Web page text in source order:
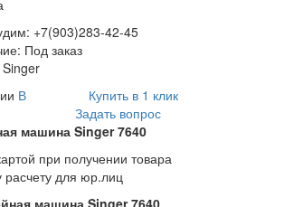
+7(903)283-42-45
Под заказ
В
Купить в 1 клик
Задать вопрос
машина Singer 7640
при получении товара
для юр.лиц
машина Singer 7640